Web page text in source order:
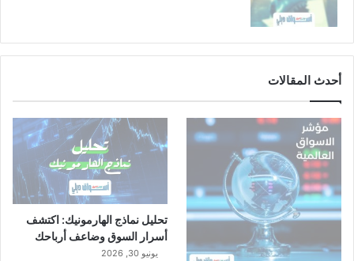
أحدث المقالات
تحليل نماذج الهارمونيك: اكتشف
أسرار السوق وضاعف أرباحك
يونيو 30, 2026